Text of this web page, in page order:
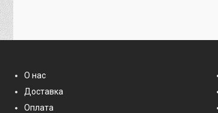
О нас
Доставка
Оплата